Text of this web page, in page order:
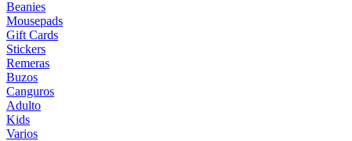
Beanies
Mousepads
Gift Cards
Stickers
Remeras
Buzos
Canguros
Adulto
Kids
Varios